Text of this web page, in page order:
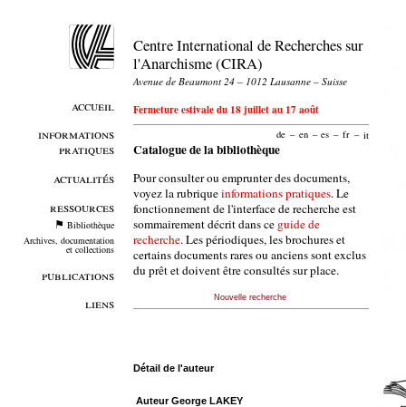
accueil
informations
pratiques
actualités
ressources
Bibliothèque
Archives, documentation
et collections
publications
liens
Centre International de Recherches sur
l'Anarchisme (CIRA)
Avenue de Beaumont 24 – 1012 Lausanne – Suisse
Fermeture estivale du 18 juillet au 17 août
de – en – es – fr – it
Catalogue de la bibliothèque
Pour consulter ou emprunter des documents,
voyez la rubriqueinformations pratiques. Le
fonctionnement de l'interface de recherche est
sommairement décrit dans ce guide de
recherche. Les périodiques, les brochures et
certains documents rares ou anciens sont exclus
du prêt et doivent être consultés sur place.
Nouvelle recherche
Détail de l'auteur
Auteur George LAKEY